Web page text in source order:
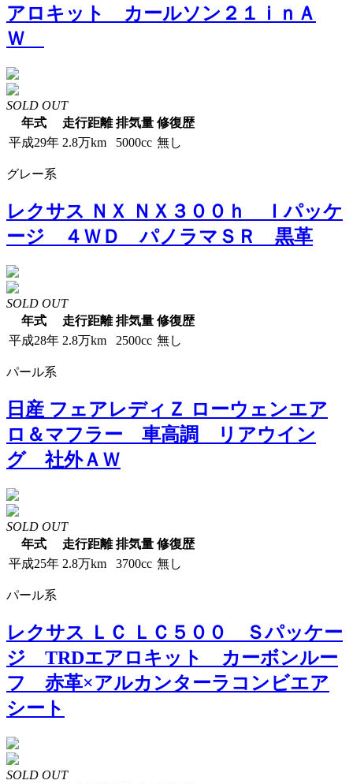
アロキット カールソン２１ｉｎＡ
Ｗ
SOLD OUT
年式
走行距離 排気量 修復歴
平成29年 2.8万km 5000cc 無し
グレー系
レクサス ＮＸ ＮＸ３００ｈ Ｉパッケ
ージ ４ＷＤ パノラマＳＲ 黒革
SOLD OUT
年式
走行距離 排気量 修復歴
平成28年 2.8万km 2500cc 無し
パール系
日産 フェアレディＺ ローウェンエア
ロ＆マフラー 車高調 リアウイン
グ 社外ＡＷ
SOLD OUT
年式
走行距離 排気量 修復歴
平成25年 2.8万km 3700cc 無し
パール系
レクサス ＬＣ ＬＣ５００ Ｓパッケー
ジ TRDエアロキット カーボンルー
フ 赤革×アルカンターラコンビエア
シート
SOLD OUT